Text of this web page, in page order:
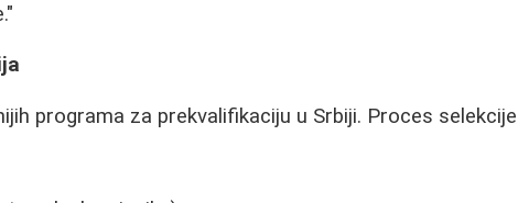
programa za prekvalifikaciju u Srbiji. Proces selekcije